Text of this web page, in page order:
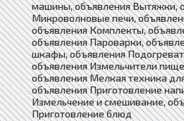
машины, объявления Вытяжки,
Микроволновые печи,
объявления Комплекты,
объявления Пароварки,
шкафы, объявления
объявления Измельчители
объявления Мелкая техника
объявления Приготовление
Измельчение и смешивание,
Приготовление блюд